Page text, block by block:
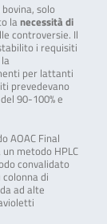
solo
la necessità di
controversie. Il
i requisiti
per lattanti
prevedevano
90-100% e
AOAC Final
metodo HPLC
convalidato
di
ad alte